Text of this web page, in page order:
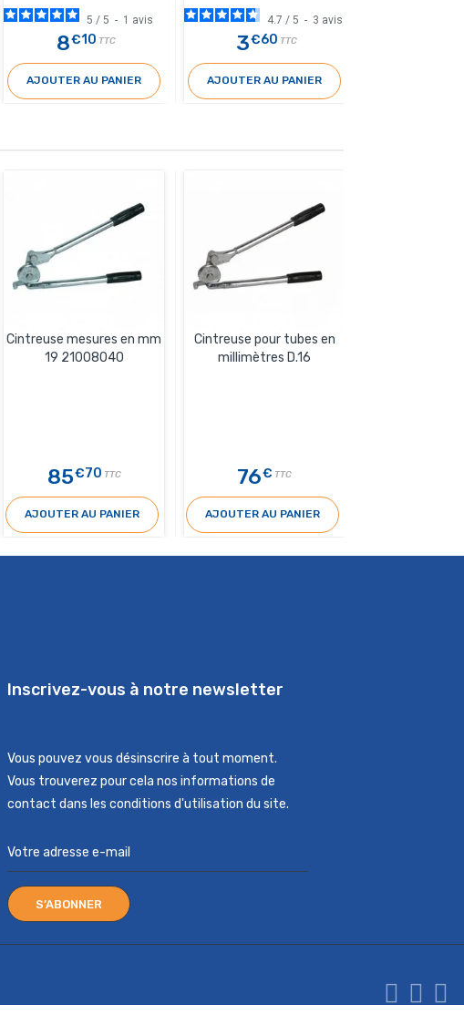
5 / 5 - 1 avis
8€10 TTC
AJOUTER AU PANIER
4.7 / 5 - 3 avis
3€60 TTC
AJOUTER AU PANIER
Cintreuse mesures en mm
19 21008040
85€70 TTC
AJOUTER AU PANIER
Cintreuse pour tubes en
millimètres D.16
76€ TTC
AJOUTER AU PANIER
Inscrivez-vous à notre newsletter
Vous pouvez vous désinscrire à tout moment.
Vous trouverez pour cela nos informations de
contact dans les conditions d'utilisation du site.